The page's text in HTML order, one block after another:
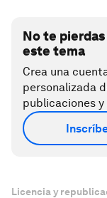
No te
este tema
Crea una
personalizada
publicaciones y
Licencia y